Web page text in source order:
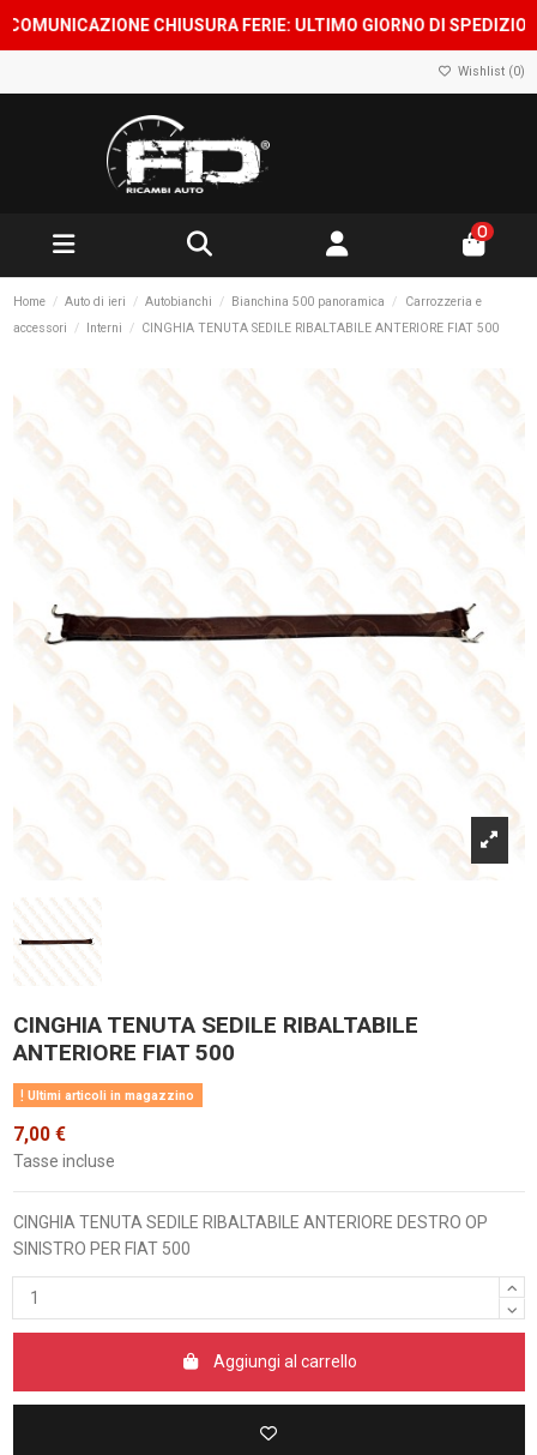
CHIUSURA FERIE: ULTIMO GIORNO DI
Wishlist (0)
0
Home Auto di ieri Autobianchi Bianchina 500 panoramica
Carrozzeria e
accessori
Interni CINGHIA TENUTA SEDILE RIBALTABILE ANTERIORE FIAT 500
CINGHIA TENUTA SEDILE RIBALTABILE
ANTERIORE FIAT 500
Ultimi articoli in magazzino
7,00 €
Tasse incluse
CINGHIA TENUTA SEDILE RIBALTABILE ANTERIORE DESTRO OP
SINISTRO PER FIAT 500
Aggiungi al carrello